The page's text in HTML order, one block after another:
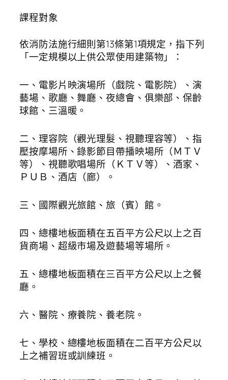
課程對象
依消防法施行細則第13條第1項規定，指下列
「一定規模以上供公眾使用建築物」：
一、電影片映演場所（戲院、電影院）、演
藝場、歌廳、舞廳、夜總會、俱樂部、保齡
球館、三溫暖。
二、理容院（觀光理髮、視聽理容等）、指
壓按摩場所、錄影節目帶播映場所（ＭＴＶ
等）、視聽歌唱場所（ＫＴＶ等）、酒家、
ＰＵＢ、酒店（廊）。
三、國際觀光旅館、旅（賓）館。
四、總樓地板面積在五百平方公尺以上之百
貨商場、超級市場及遊藝場等場所。
五、總樓地板面積在三百平方公尺以上之餐
廳。
六、醫院、療養院、養老院。
七、學校、總樓地板面積在二百平方公尺以
上之補習班或訓練班。